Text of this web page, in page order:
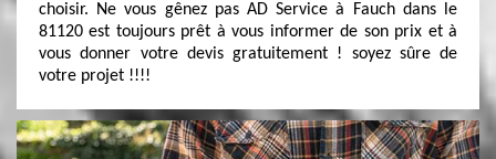
choisir. Ne vous gênez pas AD Service à Fauch dans le
81120 est toujours prêt à vous informer de son prix et à
vous donner votre devis gratuitement ! soyez sûre de
votre projet !!!!